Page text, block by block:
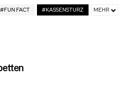
#FUN FACT #KASSENSTURZ MEHR